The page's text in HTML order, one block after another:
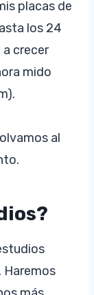
placas de
los 24
crecer
mido
al
Haremos